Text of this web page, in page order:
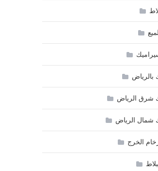
شرق الرياض
شمال الرياض
الخرج